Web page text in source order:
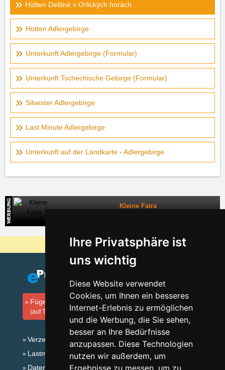
Ihre Privatsphäre ist
uns wichtig
Diese Website verwendet
Cookies, um Ihnen ein besseres
Internet-Erlebnis zu ermöglichen
und die Werbung, die Sie sehen,
besser an Ihre Bedürfnisse
anzupassen. Diese Technologien
nutzen wir außerdem, um
Ergebnisse zu messen, um zu
Hütten Deštné v Orlických horách
Hütten Adlergebirge
Unterkunft Adlergebirge (Formular)
Unterkunft Tschechische Gebirge (Formular)
Silvester Adlergebirge
Last Minute Adlergebirge
Unterkunft auf der Landkarte - Adlergebirge
Kleine Fatra
Warum sind unsere Server am billigsten?
Fügen Sie Ihre Unterkunft hinzu
(auf Tschechisch)
Verzeichnis der Unterkunft
Lastminute Adlergebirge
Datenschutz